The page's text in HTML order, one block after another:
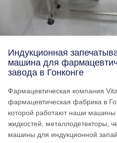
Индукционная
машина для
завода в Гонконге
Фармацевтическая компания
фармацевтическая фабрика в
которой работают наши машины
жидкостей, металлодетекторы,
машины для индукционной